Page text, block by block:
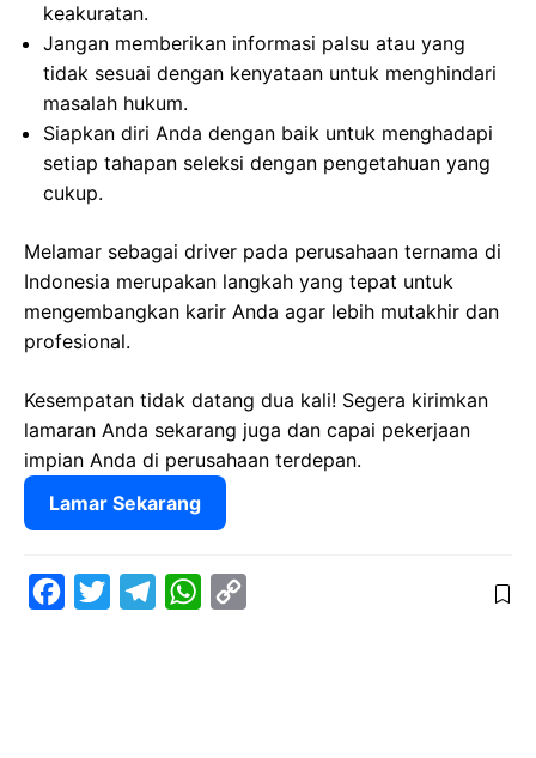
keakuratan.
Jangan memberikan informasi palsu atau yang
tidak sesuai dengan kenyataan untuk menghindari
masalah hukum.
Siapkan diri Anda dengan baik untuk menghadapi
setiap tahapan seleksi dengan pengetahuan yang
cukup.
Melamar sebagai driver pada perusahaan ternama di
Indonesia merupakan langkah yang tepat untuk
mengembangkan karir Anda agar lebih mutakhir dan
profesional.
Kesempatan tidak datang dua kali! Segera kirimkan
lamaran Anda sekarang juga dan capai pekerjaan
impian Anda di perusahaan terdepan.
Lamar Sekarang
W